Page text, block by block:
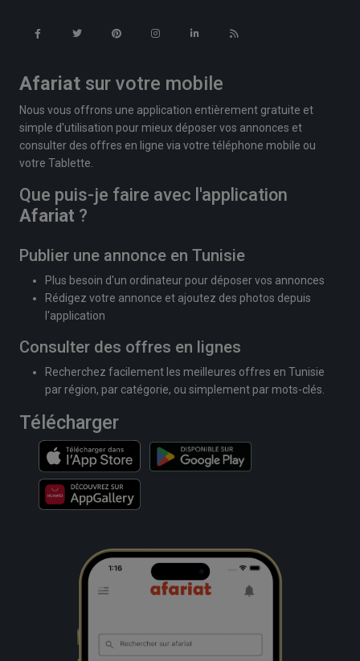
Afariat sur votre mobile
Nous vous offrons une application entièrement gratuite et
simple d'utilisation pour mieux déposer vos annonces et
consulter des offres en ligne via votre téléphone mobile ou
votre Tablette.
Que puis-je faire avec l'application
Afariat ?
Publier une annonce en Tunisie
Plus besoin d'un ordinateur pour déposer vos annonces
Rédigez votre annonce et ajoutez des photos depuis
l'application
Consulter des offres en lignes
Recherchez facilement les meilleures offres en Tunisie
par région, par catégorie, ou simplement par mots-clés.
Télécharger